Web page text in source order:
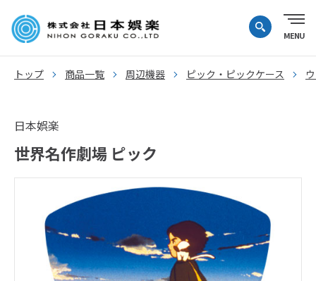
トップ 商品一覧 周辺機器 ピック・ピックケース
日本娯楽
世界名作劇場 ピック